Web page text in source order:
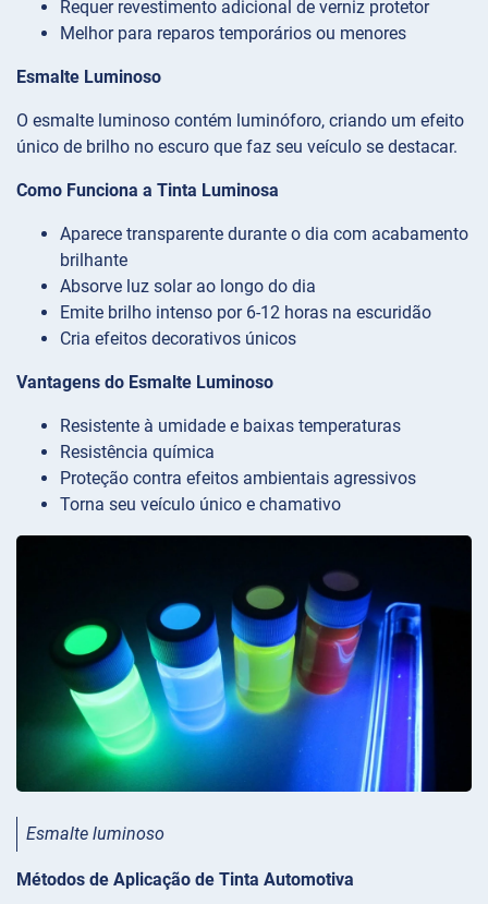
Requer revestimento adicional de verniz protetor
Melhor para reparos temporários ou menores
Esmalte Luminoso
O esmalte luminoso contém luminóforo, criando um efeito
único de brilho no escuro que faz seu veículo se destacar.
Como Funciona a Tinta Luminosa
Aparece transparente durante o dia com acabamento
brilhante
Absorve luz solar ao longo do dia
Emite brilho intenso por 6-12 horas na escuridão
Cria efeitos decorativos únicos
Vantagens do Esmalte Luminoso
Resistente à umidade e baixas temperaturas
Resistência química
Proteção contra efeitos ambientais agressivos
Torna seu veículo único e chamativo
Esmalte luminoso
Métodos de Aplicação de Tinta Automotiva